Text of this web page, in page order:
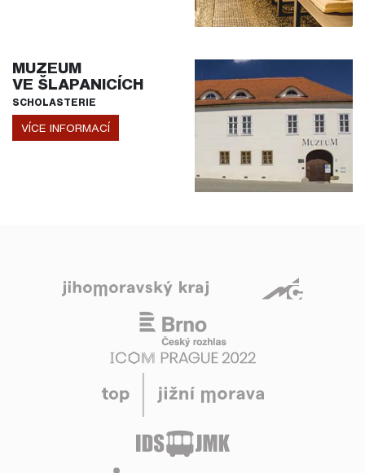
MUZEUM
VE ŠLAPANICÍCH
SCHOLASTERIE
VÍCE INFORMACÍ